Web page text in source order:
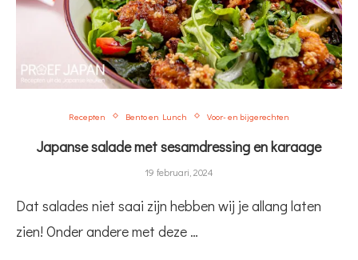
Recepten Bento en Lunch Voor- en bijgerechten
Japanse salade met sesamdressing en karaage
19 februari, 2024
Dat salades niet saai zijn hebben wij je allang laten
zien! Onder andere met deze …